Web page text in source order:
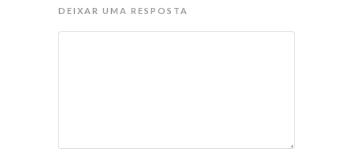
DEIXAR UMA RESPOSTA